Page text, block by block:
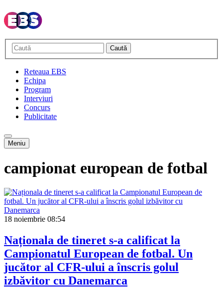
Caută
Reteaua EBS
Echipa
Program
Interviuri
Concurs
Publicitate
Meniu
campionat european de fotbal
18 noiembrie 08:54
Naționala de tineret s-a calificat la
Campionatul European de fotbal. Un
jucător al CFR-ului a înscris golul
izbăvitor cu Danemarca